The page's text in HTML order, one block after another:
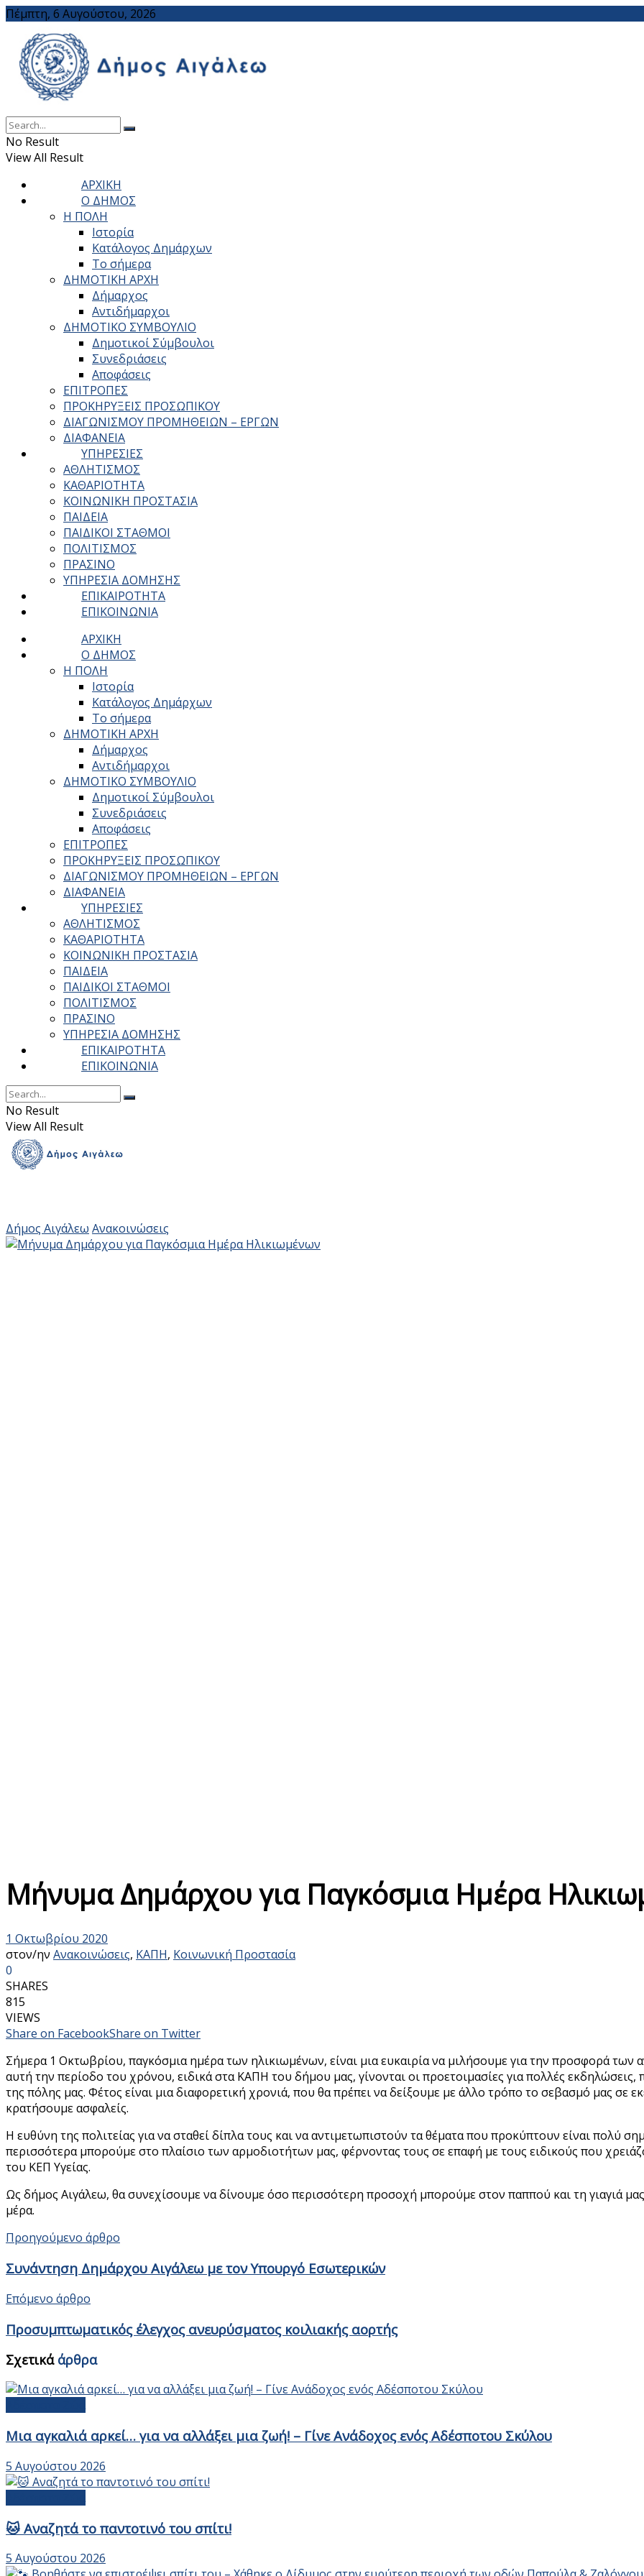
Πέμπτη, 6 Αυγούστου, 2026
No Result
View All Result
ΑΡΧΙΚΗ
Ο ΔΗΜΟΣ
Η ΠΟΛΗ
Ιστορία
Κατάλογος Δημάρχων
Το σήμερα
ΔΗΜΟΤΙΚΗ ΑΡΧΗ
Δήμαρχος
Αντιδήμαρχοι
ΔΗΜΟΤΙΚΟ ΣΥΜΒΟΥΛΙΟ
Δημοτικοί Σύμβουλοι
Συνεδριάσεις
Αποφάσεις
ΕΠΙΤΡΟΠΕΣ
ΠΡΟΚΗΡΥΞΕΙΣ ΠΡΟΣΩΠΙΚΟΥ
ΔΙΑΓΩΝΙΣΜΟΥ ΠΡΟΜΗΘΕΙΩΝ – ΕΡΓΩΝ
ΔΙΑΦΑΝΕΙΑ
ΥΠΗΡΕΣΙΕΣ
ΑΘΛΗΤΙΣΜΟΣ
ΚΑΘΑΡΙΟΤΗΤΑ
ΚΟΙΝΩΝΙΚΗ ΠΡΟΣΤΑΣΙΑ
ΠΑΙΔΕΙΑ
ΠΑΙΔΙΚΟΙ ΣΤΑΘΜΟΙ
ΠΟΛΙΤΙΣΜΟΣ
ΠΡΑΣΙΝΟ
ΥΠΗΡΕΣΙΑ ΔΟΜΗΣΗΣ
ΕΠΙΚΑΙΡΟΤΗΤΑ
ΕΠΙΚΟΙΝΩΝΙΑ
ΑΡΧΙΚΗ
Ο ΔΗΜΟΣ
Η ΠΟΛΗ
Ιστορία
Κατάλογος Δημάρχων
Το σήμερα
ΔΗΜΟΤΙΚΗ ΑΡΧΗ
Δήμαρχος
Αντιδήμαρχοι
ΔΗΜΟΤΙΚΟ ΣΥΜΒΟΥΛΙΟ
Δημοτικοί Σύμβουλοι
Συνεδριάσεις
Αποφάσεις
ΕΠΙΤΡΟΠΕΣ
ΠΡΟΚΗΡΥΞΕΙΣ ΠΡΟΣΩΠΙΚΟΥ
ΔΙΑΓΩΝΙΣΜΟΥ ΠΡΟΜΗΘΕΙΩΝ – ΕΡΓΩΝ
ΔΙΑΦΑΝΕΙΑ
ΥΠΗΡΕΣΙΕΣ
ΑΘΛΗΤΙΣΜΟΣ
ΚΑΘΑΡΙΟΤΗΤΑ
ΚΟΙΝΩΝΙΚΗ ΠΡΟΣΤΑΣΙΑ
ΠΑΙΔΕΙΑ
ΠΑΙΔΙΚΟΙ ΣΤΑΘΜΟΙ
ΠΟΛΙΤΙΣΜΟΣ
ΠΡΑΣΙΝΟ
ΥΠΗΡΕΣΙΑ ΔΟΜΗΣΗΣ
ΕΠΙΚΑΙΡΟΤΗΤΑ
ΕΠΙΚΟΙΝΩΝΙΑ
No Result
View All Result
Δήμος Αιγάλεω Ανακοινώσεις
Μήνυμα Δημάρχου για Παγκόσμια Ημέρα
1 Οκτωβρίου 2020
στον/ην Ανακοινώσεις, ΚΑΠΗ, Κοινωνική Προστασία
0
SHARES
815
VIEWS
Share on FacebookShare on Twitter
Σήμερα 1 Οκτωβρίου, παγκόσμια ημέρα των ηλικιωμένων, είναι μια ευκαιρία να μιλήσουμε για την προσφορά των
αυτή την περίοδο του χρόνου, ειδικά στα ΚΑΠΗ του δήμου μας, γίνονται οι προετοιμασίες για πολλές
της πόλης μας. Φέτος είναι μια διαφορετική χρονιά, που θα πρέπει να δείξουμε με άλλο τρόπο το σεβασμό μας σε
κρατήσουμε ασφαλείς.
Η ευθύνη της πολιτείας για να σταθεί δίπλα τους και να αντιμετωπιστούν τα θέματα που προκύπτουν είναι πολύ
περισσότερα μπορούμε στο πλαίσιο των αρμοδιοτήτων μας, φέρνοντας τους σε επαφή με τους ειδικούς που
του ΚΕΠ Υγείας.
Ως δήμος Αιγάλεω, θα συνεχίσουμε να δίνουμε όσο περισσότερη προσοχή μπορούμε στον παππού και τη γιαγιά
μέρα.
Προηγούμενο άρθρο
Συνάντηση Δημάρχου Αιγάλεω με τον Υπουργό Εσωτερικών
Επόμενο άρθρο
Προσυμπτωματικός έλεγχος ανευρύσματος κοιλιακής αορτής
Σχετικάάρθρα
Μια αγκαλιά αρκεί… για να αλλάξει μια ζωή! – Γίνε Ανάδοχος ενός Αδέσποτου Σκύλου
5 Αυγούστου 2026
🐱 Αναζητά το παντοτινό του σπίτι!
5 Αυγούστου 2026